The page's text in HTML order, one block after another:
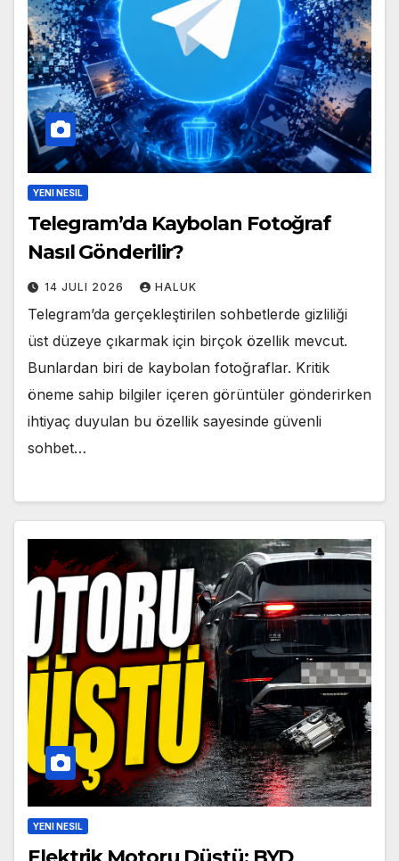
YENI NESIL
Telegram’da Kaybolan Fotoğraf
Nasıl Gönderilir?
14 JULI 2026 HALUK
Telegram’da gerçekleştirilen sohbetlerde gizliliği
üst düzeye çıkarmak için birçok özellik mevcut.
Bunlardan biri de kaybolan fotoğraflar. Kritik
öneme sahip bilgiler içeren görüntüler gönderirken
ihtiyaç duyulan bu özellik sayesinde güvenli
sohbet…
YENI NESIL